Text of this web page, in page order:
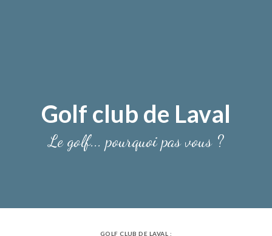
Golf club de Laval
Le golf... pourquoi pas vous ?
GOLF CLUB DE LAVAL :